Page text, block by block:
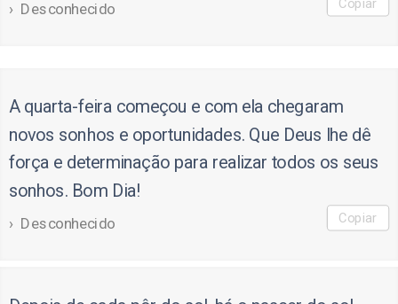
Desconhecido Copiar
A quarta-feira começou e com ela chegaram
novos sonhos e oportunidades. Que Deus lhe dê
força e determinação para realizar todos os seus
sonhos. Bom Dia!
Desconhecido Copiar